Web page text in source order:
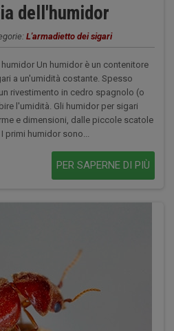
dell'humidor
L'armadietto dei sigari
Un humidor è un contenitore
a un'umidità costante. Spesso
rivestimento in cedro spagnolo (o
l'umidità. Gli humidor per sigari
e dimensioni, dalle piccole scatole
primi humidor sono...
PER SAPERNE DI PIÙ